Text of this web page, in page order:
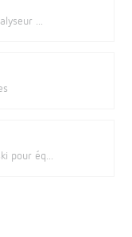
...
pour éq...